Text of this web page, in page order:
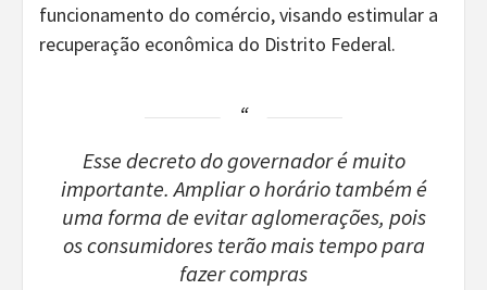
funcionamento do comércio, visando estimular a
recuperação econômica do Distrito Federal.
Esse decreto do governador é muito
importante. Ampliar o horário também é
uma forma de evitar aglomerações, pois
os consumidores terão mais tempo para
fazer compras